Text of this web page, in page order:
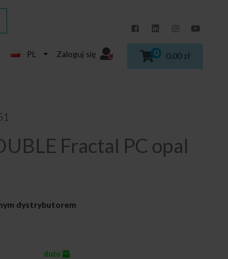
PL Zaloguj się 0 0,00 zł
Fractal PC opal
dystrybutorem
dużo